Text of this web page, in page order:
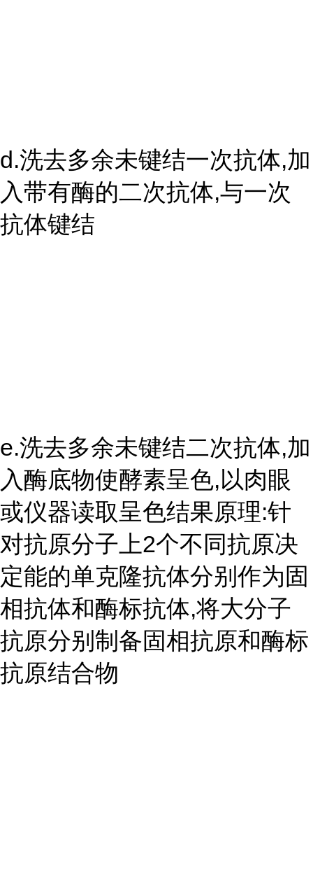
d.洗去多余未键结一次抗体,加
入带有酶的二次抗体,与一次
抗体键结
e.洗去多余未键结二次抗体,加
入酶底物使酵素呈色,以肉眼
或仪器读取呈色结果原理:针
对抗原分子上2个不同抗原决
定能的单克隆抗体分别作为固
相抗体和酶标抗体,将大分子
抗原分别制备固相抗原和酶标
抗原结合物